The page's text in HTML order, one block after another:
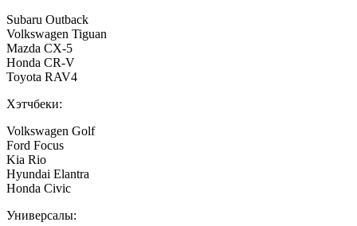
Subaru Outback
Volkswagen Tiguan
Mazda CX-5
Honda CR-V
Toyota RAV4
Хэтчбеки:
Volkswagen Golf
Ford Focus
Kia Rio
Hyundai Elantra
Honda Civic
Универсалы: